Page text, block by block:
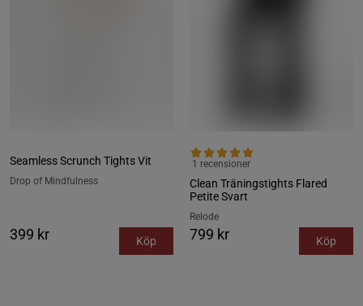
Seamless Scrunch Tights Vit
Drop of Mindfulness
399 kr Köp
Clean Träningstights Flared
Petite Svart
1 recensioner
Relode
799 kr Köp